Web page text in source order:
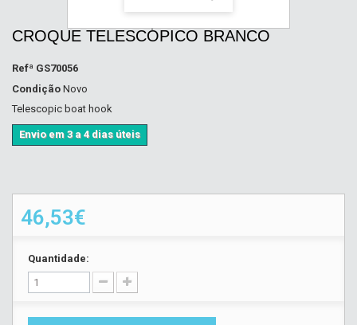
CROQUE TELESCÓPICO BRANCO
Refª GS70056
Condição Novo
Telescopic boat hook
Envio em 3 a 4 dias úteis
46,53€
Quantidade: